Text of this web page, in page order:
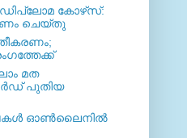
ഡിപ്ലോമ കോഴ്‌സ്:
ചെയ്തു
മത
പുതിയ
ഓൺലൈനിൽ